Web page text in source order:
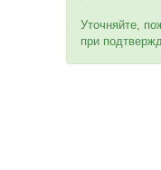
Уточняйте,
при